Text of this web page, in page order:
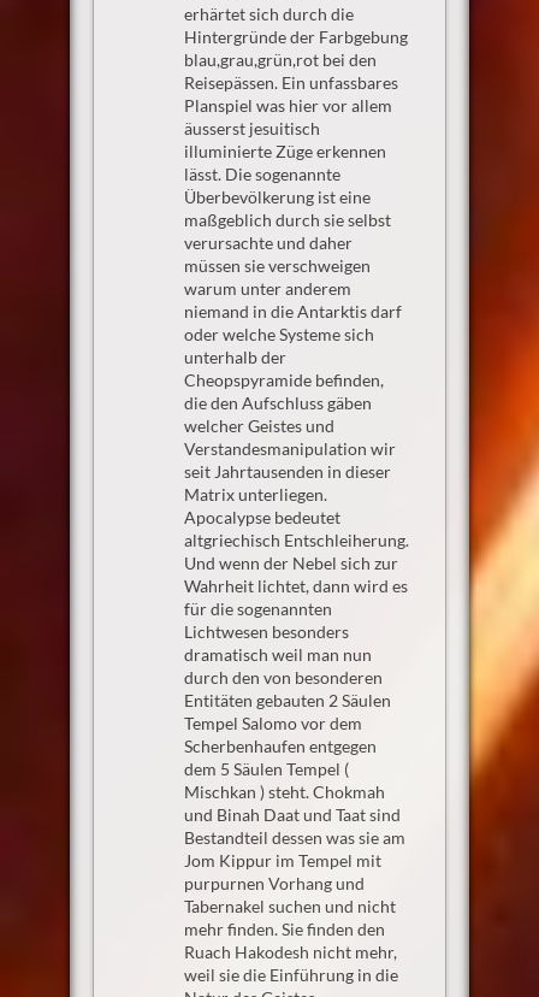
erhärtet sich durch die
Hintergründe der Farbgebung
blau,grau,grün,rot bei den
Reisepässen. Ein unfassbares
Planspiel was hier vor allem
äusserst jesuitisch
illuminierte Züge erkennen
lässt. Die sogenannte
Überbevölkerung ist eine
maßgeblich durch sie selbst
verursachte und daher
müssen sie verschweigen
warum unter anderem
niemand in die Antarktis darf
oder welche Systeme sich
unterhalb der
Cheopspyramide befinden,
die den Aufschluss gäben
welcher Geistes und
Verstandesmanipulation wir
seit Jahrtausenden in dieser
Matrix unterliegen.
Apocalypse bedeutet
altgriechisch Entschleiherung.
Und wenn der Nebel sich zur
Wahrheit lichtet, dann wird es
für die sogenannten
Lichtwesen besonders
dramatisch weil man nun
durch den von besonderen
Entitäten gebauten 2 Säulen
Tempel Salomo vor dem
Scherbenhaufen entgegen
dem 5 Säulen Tempel (
Mischkan ) steht. Chokmah
und Binah Daat und Taat sind
Bestandteil dessen was sie am
Jom Kippur im Tempel mit
purpurnen Vorhang und
Tabernakel suchen und nicht
mehr finden. Sie finden den
Ruach Hakodesh nicht mehr,
weil sie die Einführung in die